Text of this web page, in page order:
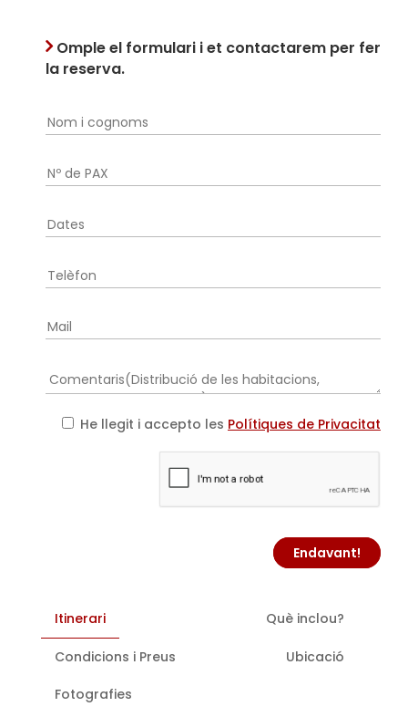
Omple el formulari i et contactarem per fer
la reserva.
He llegit i accepto les Polítiques de Privacitat
Endavant!
Itinerari Què inclou?
Condicions i Preus Ubicació
Fotografies